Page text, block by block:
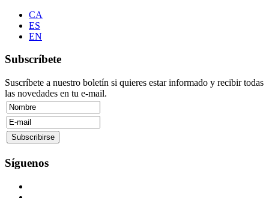
CA
ES
EN
Subscríbete
Suscríbete a nuestro boletín si quieres estar informado y recibir todas
las novedades en tu e-mail.
Síguenos